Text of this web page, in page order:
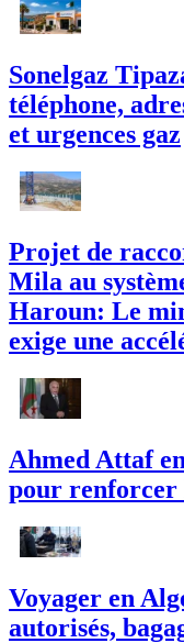
Sonelgaz
téléphone,
et urgences gaz
Projet de
Mila au
Haroun: Le
exige une
Ahmed Attaf
pour
Voyager en
autorisés,